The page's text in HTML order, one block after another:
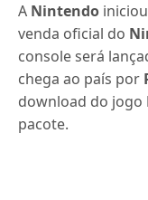
A Nintendo
venda oficial do
console será
chega ao país por
download do jogo
pacote.